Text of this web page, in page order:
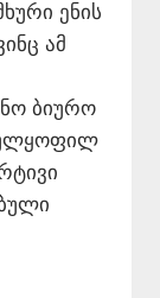
ენის
ამ
ბიურო